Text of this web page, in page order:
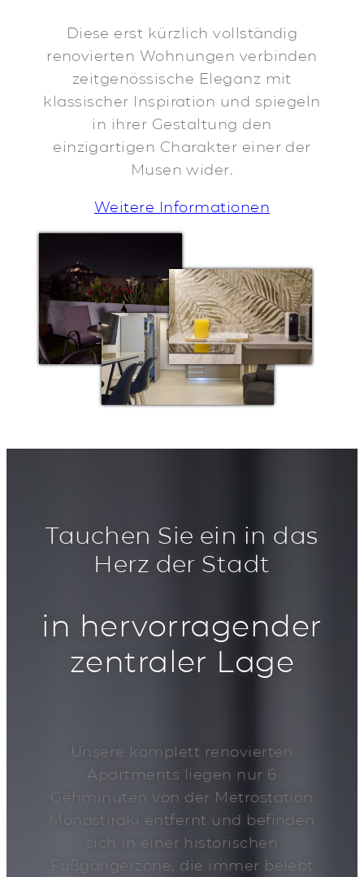
Diese erst kürzlich vollständig
renovierten Wohnungen verbinden
zeitgenössische Eleganz mit
klassischer Inspiration und spiegeln
in ihrer Gestaltung den
einzigartigen Charakter einer der
Musen wider.
Weitere Informationen
Tauchen Sie ein in das
Herz der Stadt
in hervorragender
zentraler Lage
Unsere komplett renovierten
Apartments liegen nur 6
Gehminuten von der Metrostation
Monastiraki entfernt und befinden
sich in einer historischen
Fußgängerzone, die immer belebt